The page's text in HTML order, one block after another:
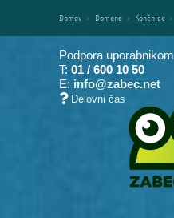
Domov › Domene › Končnice ›
Podpora uporabnikom
T: 01 / 600 10 50
E: info@zabec.net
Delovni čas